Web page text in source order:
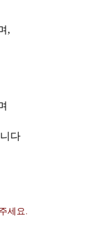
,
다
세요.